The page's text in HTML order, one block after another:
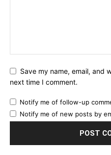
Save my name, email, and
next time I comment.
Notify me of follow-up
Notify me of new posts by